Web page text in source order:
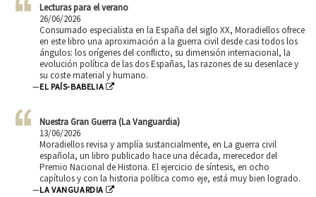
Lecturas para el verano
26/06/2026
Consumado especialista en la España del siglo XX, Moradiellos ofrece
en este libro una aproximación a la guerra civil desde casi todos los
ángulos: los orígenes del conflicto, su dimensión internacional, la
evolución política de las dos Españas, las razones de su desenlace y
su coste material y humano.
—EL PAÍS-BABELIA
Nuestra Gran Guerra (La Vanguardia)
13/06/2026
Moradiellos revisa y amplía sustancialmente, en La guerra civil
española, un libro publicado hace una década, merecedor del
Premio Nacional de Historia. El ejercicio de síntesis, en ocho
capítulos y con la historia política como eje, está muy bien logrado.
—LA VANGUARDIA